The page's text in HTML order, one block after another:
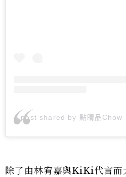
A post shared by 點睛品
除了由林宥嘉與KiKi代言而